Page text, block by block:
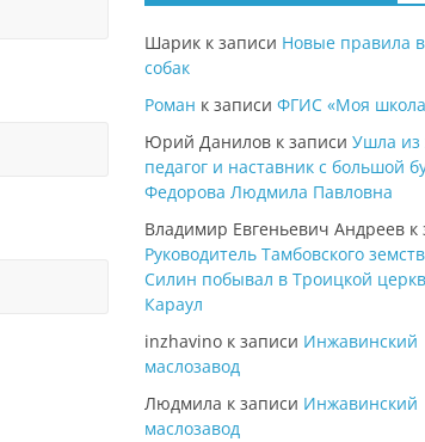
Шарик к записи Новые правила
собак
Роман к записи ФГИС «Моя
Юрий Данилов к записи Ушла из
педагог и наставник с большой
Федорова Людмила Павловна
Владимир Евгеньевич Андреев к
Руководитель Тамбовского
Силин побывал в Троицкой
Караул
inzhavino к записи Инжавинский
маслозавод
Людмила к записи Инжавинский
маслозавод